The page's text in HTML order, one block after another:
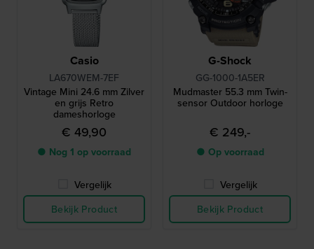
Casio
LA670WEM-7EF
Vintage Mini 24.6 mm Zilver
en grijs Retro
dameshorloge
€ 49,90
● Nog 1 op voorraad
Vergelijk
Bekijk Product
G-Shock
GG-1000-1A5ER
Mudmaster 55.3 mm Twin-
sensor Outdoor horloge
€ 249,-
● Op voorraad
Vergelijk
Bekijk Product